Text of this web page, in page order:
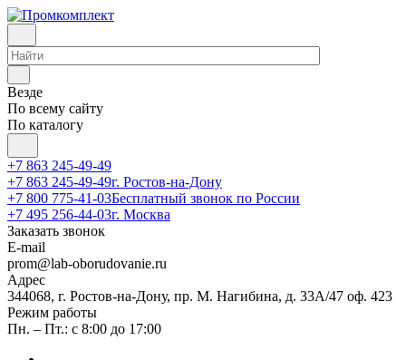
Везде
По всему сайту
По каталогу
+7 863 245-49-49
+7 863 245-49-49г. Ростов-на-Дону
+7 800 775-41-03Бесплатный звонок по России
+7 495 256-44-03г. Москва
Заказать звонок
E-mail
prom@lab-oborudovanie.ru
Адрес
344068, г. Ростов-на-Дону, пр. М. Нагибина, д. 33А/47 оф. 423
Режим работы
Пн. – Пт.: с 8:00 до 17:00